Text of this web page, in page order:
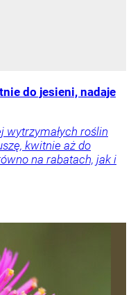
do jesieni, nadaje
wytrzymałych roślin
kwitnie aż do
na rabatach, jak i